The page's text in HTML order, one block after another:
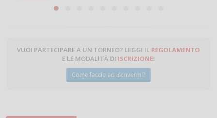
VUOI PARTECIPARE A UN TORNEO? LEGGI IL REGOLAMENTO
E LE MODALITÀ DI ISCRIZIONE!
Come faccio ad iscrivermi?